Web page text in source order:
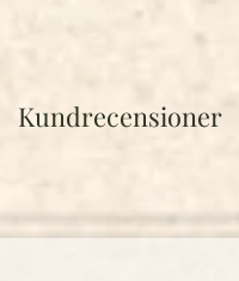
Kundrecensioner